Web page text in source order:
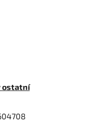
ostatní